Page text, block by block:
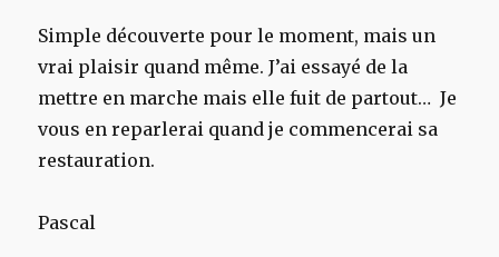
Simple découverte pour le moment, mais un
vrai plaisir quand même. J’ai essayé de la
mettre en marche mais elle fuit de partout… Je
vous en reparlerai quand je commencerai sa
restauration.
Pascal